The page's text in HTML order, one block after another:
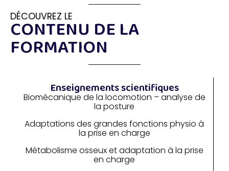
DÉCOUVREZ LE
CONTENU DE LA
FORMATION
Enseignements scientifiques
Biomécanique de la locomotion – analyse de
la posture
Adaptations des grandes fonctions physio à
la prise en charge
Métabolisme osseux et adaptation à la prise
en charge